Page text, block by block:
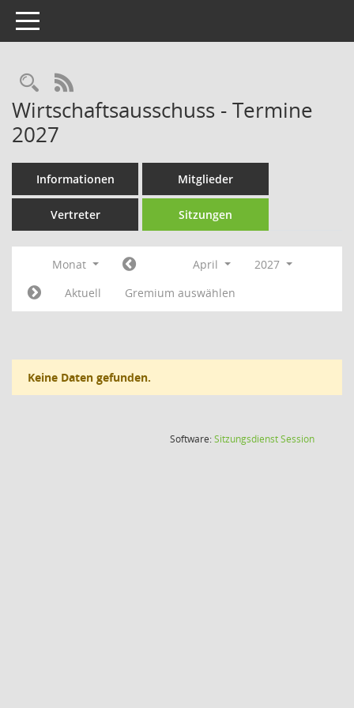
Toggle navigation
Rechercheauswahl
RSS-Feed
Wirtschaftsausschuss - Termine
2027
Informationen Mitglieder
Vertreter Sitzungen
Monat April
2027
Aktuell
Gremium auswählen
Keine Daten gefunden.
Software:SitzungsdienstSession(Wird in